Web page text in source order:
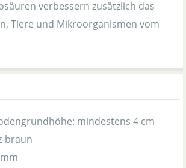
verbessern zusätzlich das
Tiere und Mikroorganismen vom
mindestens 4 cm
braun